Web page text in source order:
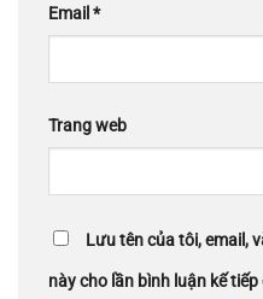
Email *
Trang web
Lưu tên của tôi, email,
này cho lần bình luận kế tiếp